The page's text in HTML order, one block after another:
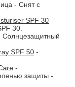
- Снят с
SPF 30
30.
Cолнцезащитный
SPF 50 -
-
защиты -